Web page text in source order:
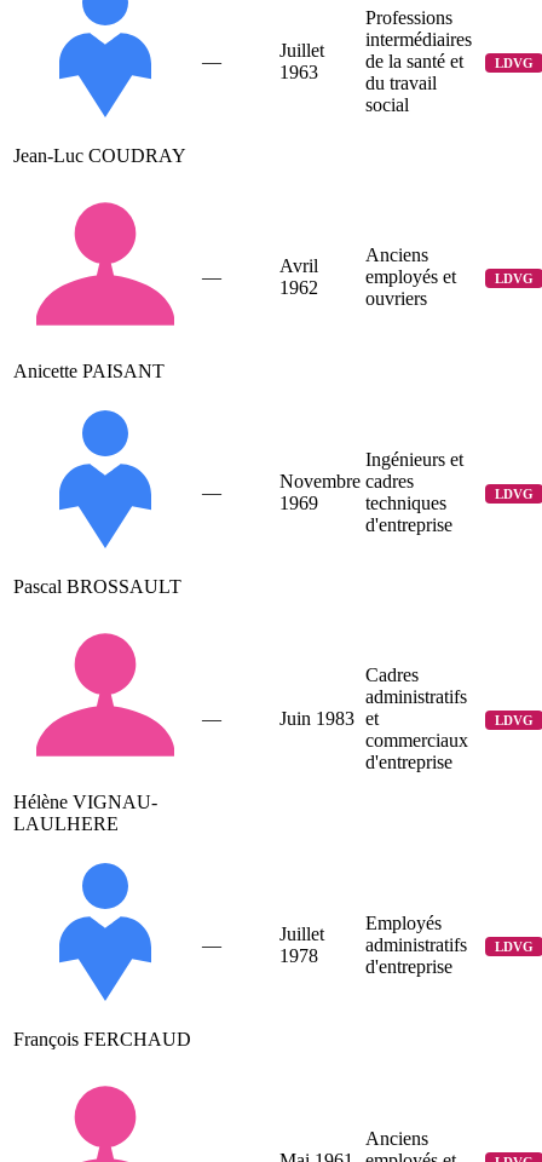
Jean-Luc COUDRAY
—
Juillet
1963
Professions
intermédiaires
de la santé et
du travail
social
LDVG
Anicette PAISANT
—
Avril
1962
Anciens
employés et
ouvriers
LDVG
Pascal BROSSAULT
—
Novembre
1969
Ingénieurs et
cadres
techniques
d'entreprise
LDVG
Hélène VIGNAU-
LAULHERE
— Juin 1983
Cadres
administratifs
et
commerciaux
d'entreprise
LDVG
François FERCHAUD
—
Juillet
1978
Employés
administratifs
d'entreprise
LDVG
Anciens